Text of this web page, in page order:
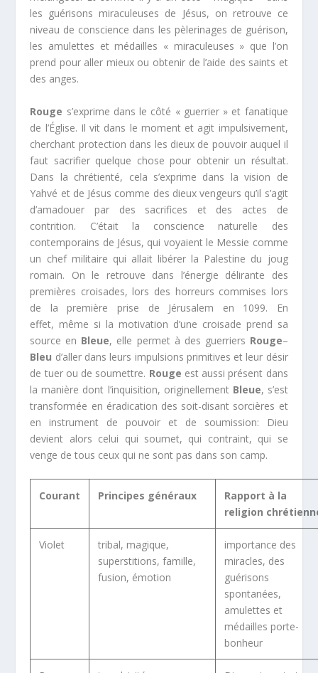
les guérisons miraculeuses de Jésus, on retrouve ce
niveau de conscience dans les pèlerinages de guérison,
les amulettes et médailles « miraculeuses » que l’on
prend pour aller mieux ou obtenir de l’aide des saints et
des anges.
Rouge s’exprime dans le côté « guerrier » et fanatique
de l’Église. Il vit dans le moment et agit impulsivement,
cherchant protection dans les dieux de pouvoir auquel il
faut sacrifier quelque chose pour obtenir un résultat.
Dans la chrétienté, cela s’exprime dans la vision de
Yahvé et de Jésus comme des dieux vengeurs qu’il s’agit
d’amadouer par des sacrifices et des actes de
contrition. C’était la conscience naturelle des
contemporains de Jésus, qui voyaient le Messie comme
un chef militaire qui allait libérer la Palestine du joug
romain. On le retrouve dans l’énergie délirante des
premières croisades, lors des horreurs commises lors
de la première prise de Jérusalem en 1099. En
effet, même si la motivation d’une croisade prend sa
source en Bleue, elle permet à des guerriers Rouge–
Bleu d’aller dans leurs impulsions primitives et leur désir
de tuer ou de soumettre. Rouge est aussi présent dans
la manière dont l’inquisition, originellement Bleue, s’est
transformée en éradication des soit-disant sorcières et
en instrument de pouvoir et de soumission: Dieu
devient alors celui qui soumet, qui contraint, qui se
venge de tous ceux qui ne sont pas dans son camp.
Courant Principes généraux
Rapport à la
religion
Violet
tribal, magique,
superstitions, famille,
fusion, émotion
importance des
miracles, des
guérisons
spontanées,
amulettes et
médailles porte-
bonheur